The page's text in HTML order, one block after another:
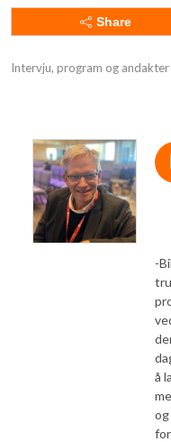
Share
Intervju, program og
-
å